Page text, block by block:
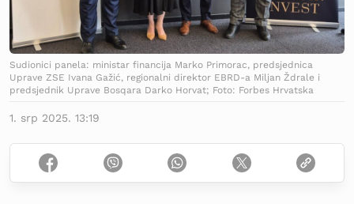
Sudionici panela: ministar financija Marko Primorac, predsjednica
Uprave ZSE Ivana Gažić, regionalni direktor EBRD-a Miljan Ždrale i
predsjednik Uprave Bosqara Darko Horvat; Foto: Forbes Hrvatska
1. srp 2025. 13:19